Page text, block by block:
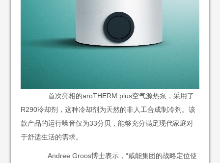
首次亮相的aroTHERM plus空气源热泵，采用了
R290冷却剂，这种冷却剂为天然的非人工合成制冷剂。该
款产品的运行噪音仅为33分贝，能够充分满足现代家庭对
于舒适生活的需求。
Andree Groos博士表示，“威能集团的战略定位使